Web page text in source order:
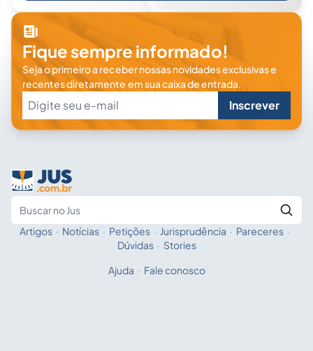
Fique sempre informado!
Seja o primeiro a receber nossas novidades exclusivas e
recentes diretamente em sua caixa de entrada.
Inscrever
Fale com a IA
Artigos · Notícias · Petições · Jurisprudência · Pareceres ·
Dúvidas · Stories
Ajuda · Fale conosco